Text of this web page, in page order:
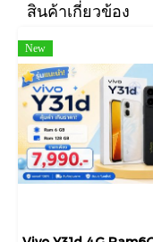
สินค้าเกี่ยวข้อง
New